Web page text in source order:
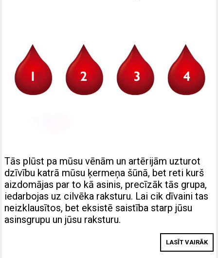
Tās plūst pa mūsu vēnām un artērijām uzturot
dzīvību katrā mūsu ķermeņa šūnā, bet reti kurš
aizdomājas par to kā asinis, precīzāk tās grupa,
iedarbojas uz cilvēka raksturu. Lai cik dīvaini tas
neizklausītos, bet eksistē saistība starp jūsu
asinsgrupu un jūsu raksturu.
LASĪT VAIRĀK